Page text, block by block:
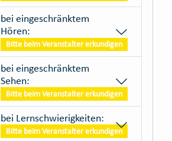
bei eingeschränktem
Hören:
Bitte beim Veranstalter erkundigen
bei eingeschränktem
Sehen:
Bitte beim Veranstalter erkundigen
bei Lernschwierigkeiten:
Bitte beim Veranstalter erkundigen